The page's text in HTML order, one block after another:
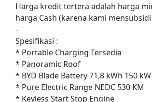
Harga kredit tertera adalah harga
harga Cash (karena kami
-
Spesifikasi :
* Portable Charging Tersedia
* Panoramic Roof
* BYD Blade Battery 71,8 kWh 150
* Pure Electric Range NEDC 530 KM
* Keyless Start Stop Engine